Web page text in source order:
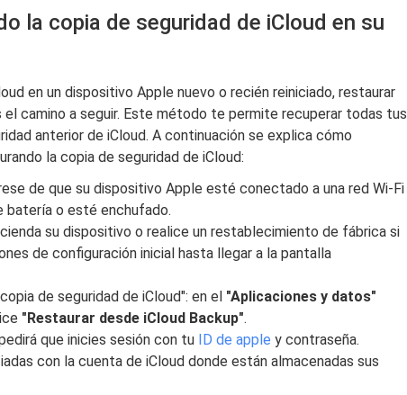
la copia de seguridad de iCloud en su
en un dispositivo Apple nuevo o recién reiniciado, restaurar
el camino a seguir. Este método te permite recuperar todas tus
anterior de iCloud. A continuación se explica cómo
la copia de seguridad de iCloud:
de que su dispositivo Apple esté conectado a una red Wi-Fi
batería o esté enchufado.
su dispositivo o realice un restablecimiento de fábrica si
de configuración inicial hasta llegar a la pantalla
de seguridad de iCloud": en el "Aplicaciones y datos"
"Restaurar desde iCloud Backup".
que inicies sesión con tu ID de apple y contraseña.
con la cuenta de iCloud donde están almacenadas sus